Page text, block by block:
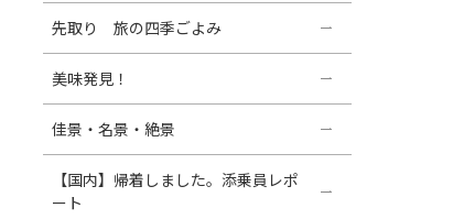
先取り 旅の四季ごよみ
美味発見！
佳景・名景・絶景
【国内】帰着しました。添乗員レポ
ート